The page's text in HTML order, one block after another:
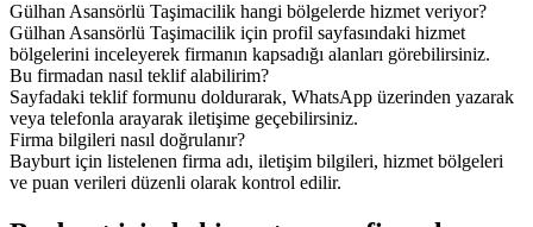
Gülhan Asansörlü Taşimacilik hangi bölgelerde hizmet veriyor?
Gülhan Asansörlü Taşimacilik için profil sayfasındaki hizmet
bölgelerini inceleyerek firmanın kapsadığı alanları görebilirsiniz.
Bu firmadan nasıl teklif alabilirim?
Sayfadaki teklif formunu doldurarak, WhatsApp üzerinden yazarak
veya telefonla arayarak iletişime geçebilirsiniz.
Firma bilgileri nasıl doğrulanır?
Bayburt için listelenen firma adı, iletişim bilgileri, hizmet bölgeleri
ve puan verileri düzenli olarak kontrol edilir.